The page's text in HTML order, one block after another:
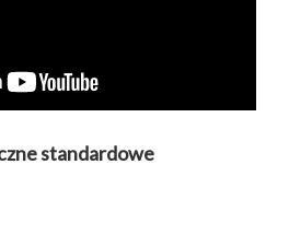
standardowe